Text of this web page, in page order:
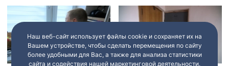
Наш веб-сайт использует файлы cookie и сохраняет их на
Вашем устройстве, чтобы сделать перемещения по сайту
более удобными для Вас, а также для анализа статистики
сайта и содействия нашей маркетинговой деятельности.